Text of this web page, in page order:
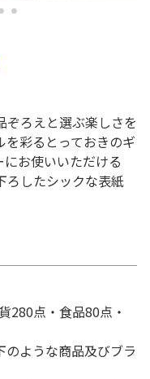
8
ぞろえと選ぶ楽しさを
彩るとっておきのギ
お使いいただける
ろしたシックな表紙
280点・食品80点・
のような商品及びブラ